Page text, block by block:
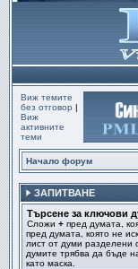
Виж темите
без отговор |
Виж
активните
теми
Начало форум
ЗАПИТВАНЕ
Търсене за ключови
Сложи + пред думата,
пред думата, която не
лист от думи разделени
думите трябва да бъде
като маска.